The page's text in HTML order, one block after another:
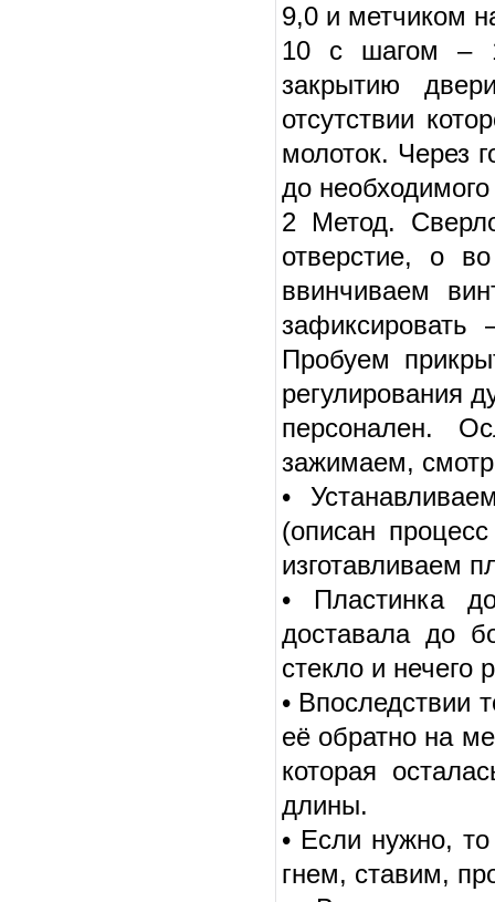
9,0 и метчиком
10 с шагом –
закрытию
отсутствии
молоток. Через
до необходимого
2 Метод.
отверстие, о
ввинчиваем
Пробуем
регулирования
персонален.
зажимаем,
•
(описан
изготавливаем
• Пластинка
доставала до
стекло и нечего
• Впоследствии
её обратно на
которая
длины.
• Если нужно,
гнем, ставим,